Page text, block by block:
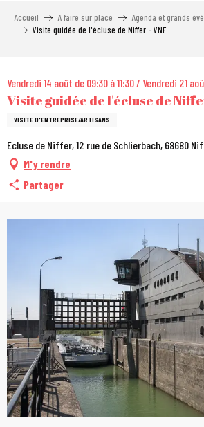
Accueil A faire sur place Agenda et grands
Visite guidée de l'écluse de Niffer - VNF
Vendredi 14 août de 09:30 à 11:30 / Vendredi 21
Visite guidée de l'écluse de
VISITE D'ENTREPRISE/ARTISANS
Ecluse de Niffer, 12 rue de Schlierbach, 68680
M'y rendre
Partager